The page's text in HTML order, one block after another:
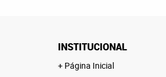
INSTITUCIONAL
Página Inicial